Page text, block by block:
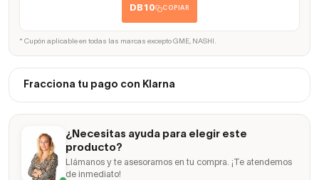
DB10 COPIAR
* Cupón aplicable en todas las marcas excepto GME, NASHI.
Fracciona tu pago con Klarna
¿Necesitas ayuda para elegir este
producto?
Llámanos y te asesoramos en tu compra. ¡Te atendemos
de inmediato!